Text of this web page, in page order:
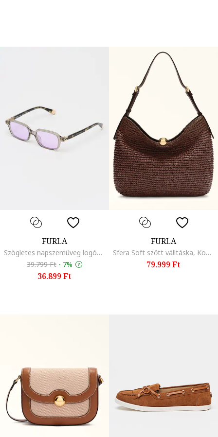
FURLA
Szögletes napszemüveg logóval, Márványszürke
39.799 Ft - 7%
36.899 Ft
FURLA
Sfera Soft szőtt válltáska, Konyakbarna
79.999 Ft